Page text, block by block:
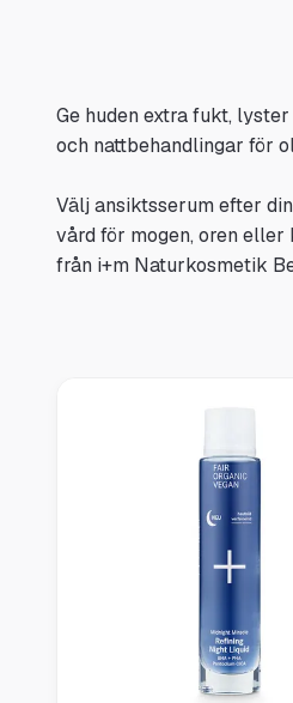
Ge huden extra fukt,
och nattbehandlingar för
Välj ansiktsserum efter
vård för mogen, oren eller
från i+m Naturkosmetik